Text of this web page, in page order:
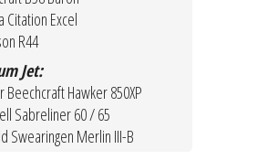
Citation Excel
R44
Jet:
Beechcraft Hawker 850XP
Sabreliner 60 / 65
Swearingen Merlin III-B